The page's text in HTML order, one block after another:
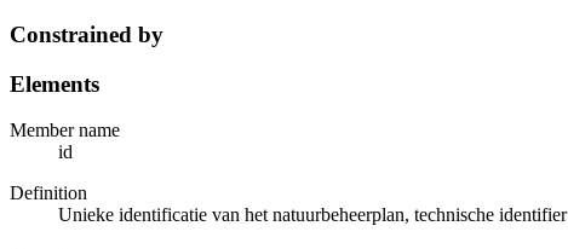
Constrained by
Elements
Member name
id
Definition
Unieke identificatie van het natuurbeheerplan, technische identifier